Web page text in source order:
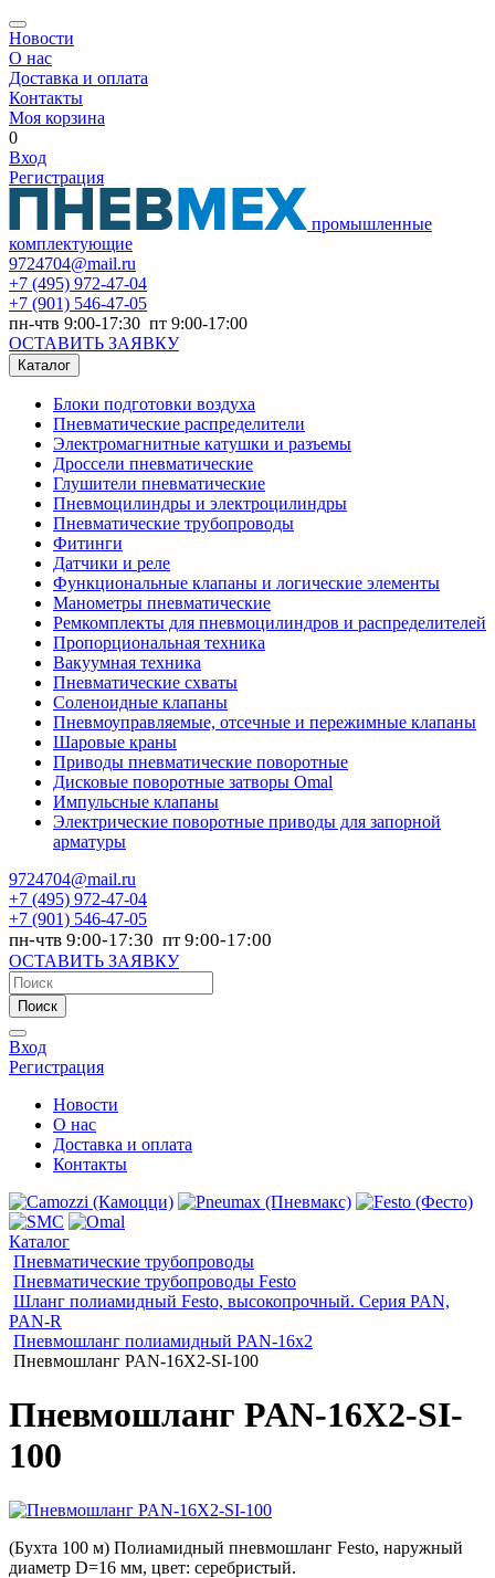
Новости
О нас
Доставка и оплата
Контакты
Моя корзина
0
Вход
Регистрация
промышленные
комплектующие
9724704@mail.ru
+7 (495) 972-47-04
+7 (901) 546-47-05
пн-чтв 9:00-17:30 пт 9:00-17:00
ОСТАВИТЬ ЗАЯВКУ
Каталог
Блоки подготовки воздуха
Пневматические распределители
Электромагнитные катушки и разъемы
Дроссели пневматические
Глушители пневматические
Пневмоцилиндры и электроцилиндры
Пневматические трубопроводы
Фитинги
Датчики и реле
Функциональные клапаны и логические элементы
Манометры пневматические
Ремкомплекты для пневмоцилиндров и распределителей
Пропорциональная техника
Вакуумная техника
Пневматические схваты
Соленоидные клапаны
Пневмоуправляемые, отсечные и пережимные клапаны
Шаровые краны
Приводы пневматические поворотные
Дисковые поворотные затворы Omal
Импульсные клапаны
Электрические поворотные приводы для запорной
арматуры
9724704@mail.ru
+7 (495) 972-47-04
+7 (901) 546-47-05
пн-чтв 9:00-17:30 пт 9:00-17:00
ОСТАВИТЬ ЗАЯВКУ
Поиск
Вход
Регистрация
Новости
О нас
Доставка и оплата
Контакты
Каталог
Пневматические трубопроводы
Пневматические трубопроводы Festo
Шланг полиамидный Festo, высокопрочный. Серия PAN,
PAN-R
Пневмошланг полиамидный PAN-16x2
Пневмошланг PAN-16X2-SI-100
Пневмошланг PAN-16X2-SI-
100
(Бухта 100 м) Полиамидный пневмошланг Festo, наружный
диаметр D=16 мм, цвет: серебристый.